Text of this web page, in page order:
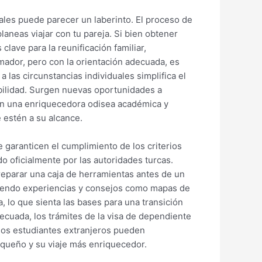
puede parecer un laberinto. El proceso de
viajar con tu pareja. Si bien obtener
para la reunificación familiar,
pero con la orientación adecuada, es
las circunstancias individuales simplifica el
Surgen nuevas oportunidades a
una enriquecedora odisea académica y
a su alcance.
garanticen el cumplimiento de los criterios
oficialmente por las autoridades turcas.
una caja de herramientas antes de un
experiencias y consejos como mapas de
lo que sienta las bases para una transición
los trámites de la visa de dependiente
estudiantes extranjeros pueden
y su viaje más enriquecedor.